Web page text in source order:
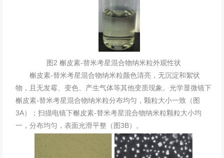
图2 槲皮素-替米考星混合物纳米粒外观性状
槲皮素-替米考星混合物纳米粒颜色清亮，无沉淀和絮状
物，且无发霉、变色、产生气体等其他变质现象。光学显微镜下
槲皮素-替米考星混合物纳米粒分布均匀，颗粒大小一致（图
3A）；扫描电镜下槲皮素-替米考星混合物纳米粒颗粒大小均
一，分布均匀，表面光滑平整（图3B）。